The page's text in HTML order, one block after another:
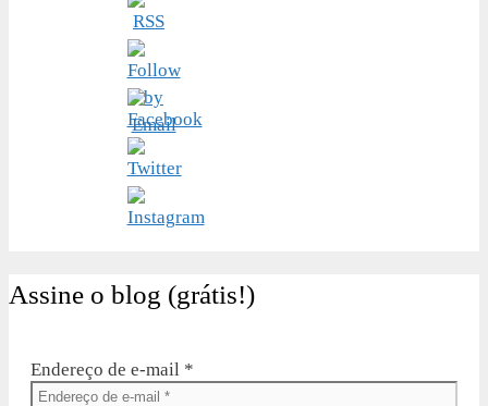
Assine o blog (grátis!)
Endereço de e-mail *